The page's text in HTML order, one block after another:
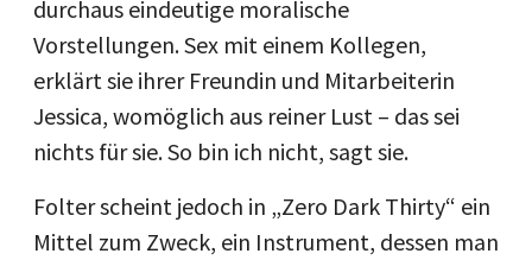
durchaus eindeutige moralische
Vorstellungen. Sex mit einem Kollegen,
erklärt sie ihrer Freundin und Mitarbeiterin
Jessica, womöglich aus reiner Lust – das sei
nichts für sie. So bin ich nicht, sagt sie.
Folter scheint jedoch in „Zero Dark Thirty“ ein
Mittel zum Zweck, ein Instrument, dessen man